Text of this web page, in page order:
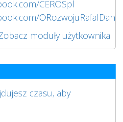
CEROSpl
moduły użytkownika
czasu, aby